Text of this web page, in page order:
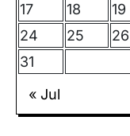
17
18 19
24
25 26
31
« Jul